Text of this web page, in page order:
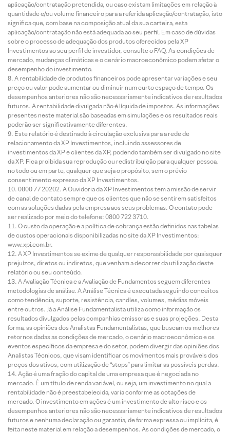
aplicação/contratação pretendida, ou caso existam limitações em relação à
quantidade e/ou volume financeiro para a referida aplicação/contratação, isto
significa que, com base na composição atual da sua carteira, esta
aplicação/contratação não está adequada ao seu perfil. Em caso de dúvidas
sobre o processo de adequação dos produtos oferecidos pela XP
Investimentos ao seu perfil de investidor, consulte o FAQ. As condições de
mercado, mudanças climáticas e o cenário macroeconômico podem afetar o
desempenho do investimento.
A rentabilidade de produtos financeiros pode apresentar variações e seu
preço ou valor pode aumentar ou diminuir num curto espaço de tempo. Os
desempenhos anteriores não são necessariamente indicativos de resultados
futuros. A rentabilidade divulgada não é líquida de impostos. As informações
presentes neste material são baseadas em simulações e os resultados reais
poderão ser significativamente diferentes.
Este relatório é destinado à circulação exclusiva para a rede de
relacionamento da XP Investimentos, incluindo assessores de
investimentos da XP e clientes da XP, podendo também ser divulgado no site
da XP. Fica proibida sua reprodução ou redistribuição para qualquer pessoa,
no todo ou em parte, qualquer que seja o propósito, sem o prévio
consentimento expresso da XP Investimentos.
0800 77 20202. A Ouvidoria da XP Investimentos tem a missão de servir
de canal de contato sempre que os clientes que não se sentirem satisfeitos
com as soluções dadas pela empresa aos seus problemas. O contato pode
ser realizado por meio do telefone: 0800 722 3710.
O custo da operação e a política de cobrança estão definidos nas tabelas
de custos operacionais disponibilizadas no site da XP Investimentos:
www.xpi.com.br.
A XP Investimentos se exime de qualquer responsabilidade por quaisquer
prejuízos, diretos ou indiretos, que venham a decorrer da utilização deste
relatório ou seu conteúdo.
A Avaliação Técnica e a Avaliação de Fundamentos seguem diferentes
metodologias de análise. A Análise Técnica é executada seguindo conceitos
como tendência, suporte, resistência, candles, volumes, médias móveis
entre outros. Já a Análise Fundamentalista utiliza como informação os
resultados divulgados pelas companhias emissoras e suas projeções. Desta
forma, as opiniões dos Analistas Fundamentalistas, que buscam os melhores
retornos dadas as condições de mercado, o cenário macroeconômico e os
eventos específicos da empresa e do setor, podem divergir das opiniões dos
Analistas Técnicos, que visam identificar os movimentos mais prováveis dos
preços dos ativos, com utilização de “stops” para limitar as possíveis perdas.
Ação é uma fração do capital de uma empresa que é negociada no
mercado. É um título de renda variável, ou seja, um investimento no qual a
rentabilidade não é preestabelecida, varia conforme as cotações de
mercado. O investimento em ações é um investimento de alto risco e os
desempenhos anteriores não são necessariamente indicativos de resultados
futuros e nenhuma declaração ou garantia, de forma expressa ou implícita, é
feita neste material em relação a desempenhos. As condições de mercado, o